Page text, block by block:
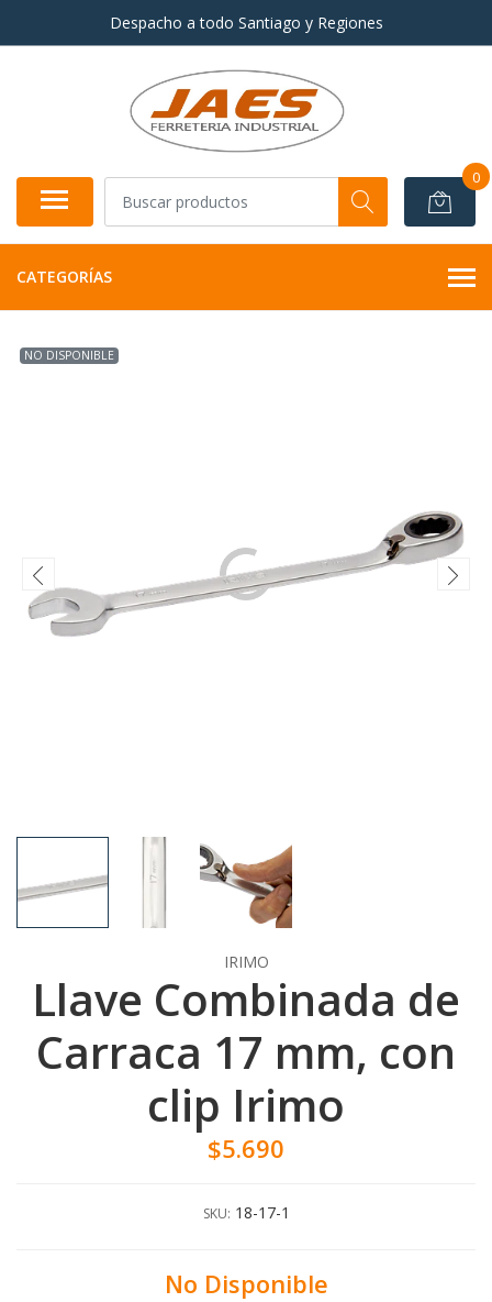
Despacho a todo Santiago y Regiones
0
CATEGORÍAS
NO DISPONIBLE
IRIMO
Llave Combinada de
Carraca 17 mm, con
clip Irimo
$5.690
SKU: 18-17-1
No Disponible